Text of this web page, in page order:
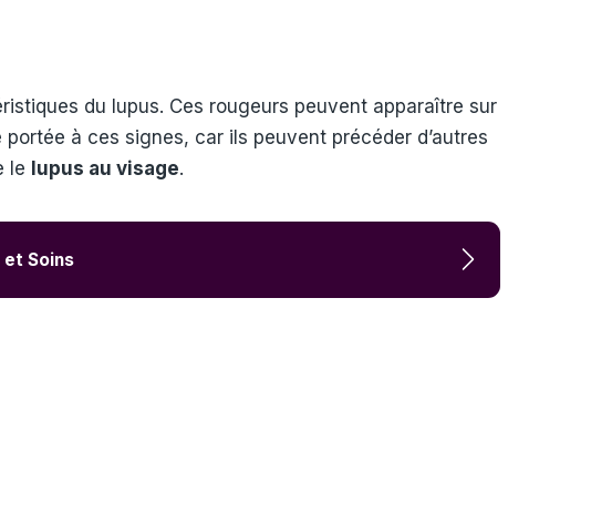
du lupus. Ces rougeurs peuvent apparaître sur
à ces signes, car ils peuvent précéder d’autres
le lupus au visage.
et Soins